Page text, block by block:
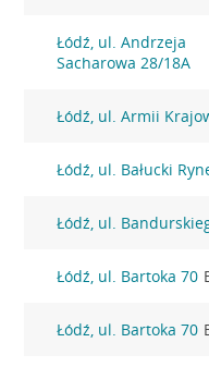
Łódź, ul. Andrzeja
Sacharowa 28/18A
Łódź, ul. Armii
Łódź, ul. Bałucki
Łódź, ul.
Łódź, ul. Bartoka 70
Łódź, ul. Bartoka 70